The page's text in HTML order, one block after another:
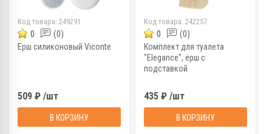
Код товара: 249291
0 (0)
Ерш силиконовый Viconte
509 ₽ /шт
В КОРЗИНУ
Код товара: 242257
0 (0)
Комплект для туалета
"Elegance", ёрш с
подставкой
435 ₽ /шт
В КОРЗИНУ